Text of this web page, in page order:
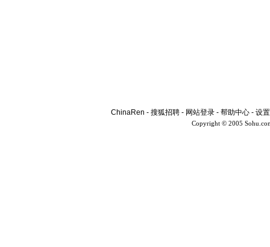
ChinaRen - 搜狐招聘 - 网站登录 - 帮助中心 - 设
Copyright © 2005